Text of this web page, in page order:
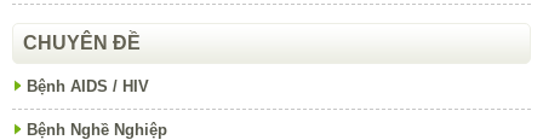
CHUYÊN ĐỀ
Bệnh AIDS / HIV
Bệnh Nghề Nghiệp